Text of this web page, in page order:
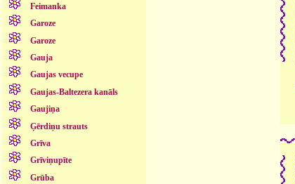
Feimanka
Garoze
Garoze
Gauja
Gaujas vecupe
Gaujas-Baltezera kanāls
Gaujiņa
Ģērdiņu strauts
Grīva
Grīviņupīte
Grūba